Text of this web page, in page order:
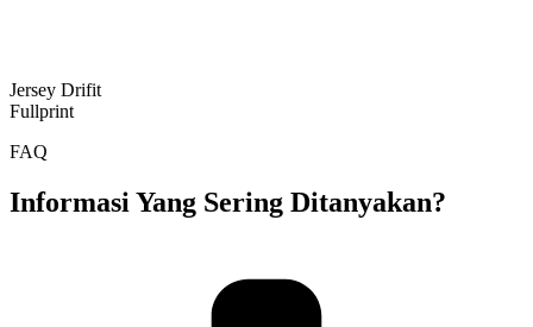
Jersey Drifit
Fullprint
FAQ
Informasi Yang Sering Ditanyakan?